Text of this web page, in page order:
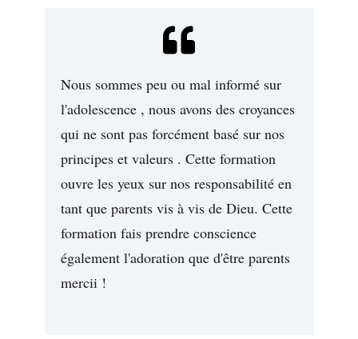
Nous sommes peu ou mal informé sur
l'adolescence , nous avons des croyances
qui ne sont pas forcément basé sur nos
principes et valeurs . Cette formation
ouvre les yeux sur nos responsabilité en
tant que parents vis à vis de Dieu. Cette
formation fais prendre conscience
également l'adoration que d'être parents
mercii !